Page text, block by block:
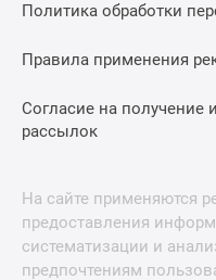
Политика обработки
Правила применения
Согласие на
рассылок
На сайте применяются
предоставления
систематизации и
предпочтениям